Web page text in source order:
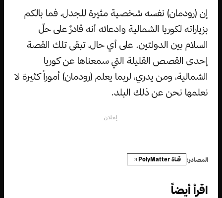
إن (رودمان) نفسه شخصية مثيرة للجدل، فما بالكم
بزياراته لكوريا الشمالية وادعائه أنه قادرٌ على حلّ
السلام بين الدولتين. على أي حال، تبقى تلك القصة
إحدى القصص القليلة التي سمعناها عن كوريا
الشمالية، ومن يدري، لربما يعلم (رودمان) أموراً كثيرة لا
نعلمها نحن عن ذلك البلد.
إعلان
المصادر: قناة PolyMatter
اقرأ أيضاً